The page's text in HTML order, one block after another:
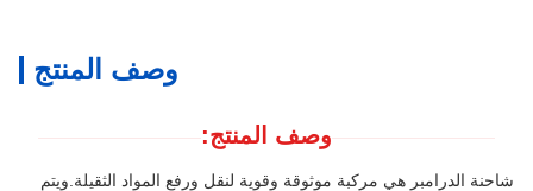
وصف المنتج
وصف المنتج:
شاحنة الدرامبر هي مركبة موثوقة وقوية لنقل ورفع المواد الثقيلة.ويتم